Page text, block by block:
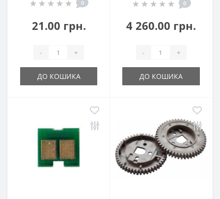
0
21.00 грн.
- +
ДО КОШИКА
0
4 260.00 грн.
- +
ДО КОШИКА